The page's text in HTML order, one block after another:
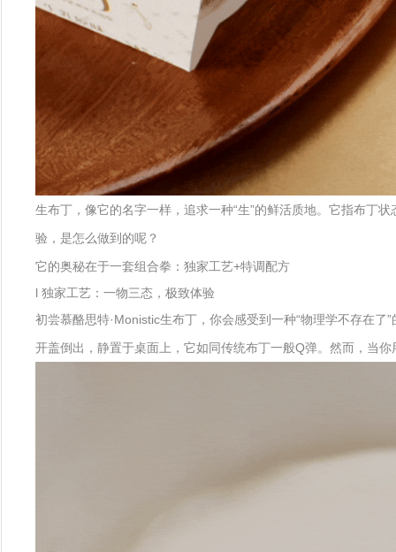
生布丁，像它的名字一样，追求一种“生”的鲜活质地。它指布丁
验，是怎么做到的呢？
它的奥秘在于一套组合拳：独家工艺+特调配方
l 独家工艺：一物三态，极致体验
初尝慕酪思特·Monistic生布丁，你会感受到一种“物理学不存在了
开盖倒出，静置于桌面上，它如同传统布丁一般Q弹。然而，当